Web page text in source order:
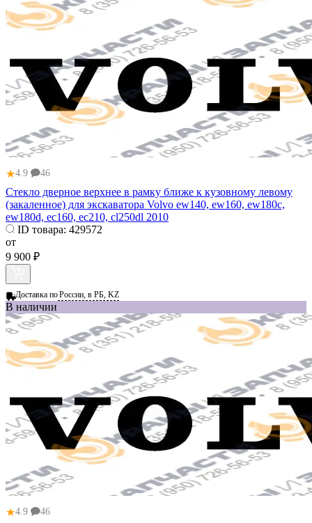
★4.9 46
Стекло дверное верхнее в рамку ближе к кузовному левому
(закаленное) для экскаватора Volvo ew140, ew160, ew180c,
ew180d, ec160, ec210, cl250dl 2010
ID товара: 429572
от
9 900 ₽
Доставка поРоссии, в РБ, KZ
В наличии
★4.9 46